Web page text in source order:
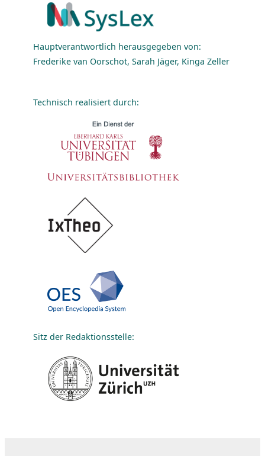
Hauptverantwortlich herausgegeben von:
Frederike van Oorschot, Sarah Jäger, Kinga Zeller
Technisch realisiert durch:
Sitz der Redaktionsstelle: